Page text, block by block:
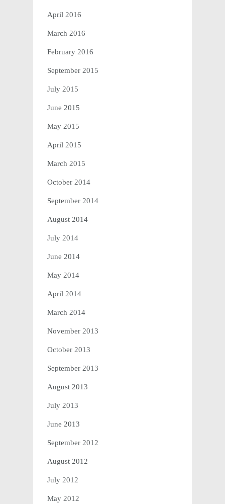
April 2016
March 2016
February 2016
September 2015
July 2015
June 2015
May 2015
April 2015
March 2015
October 2014
September 2014
August 2014
July 2014
June 2014
May 2014
April 2014
March 2014
November 2013
October 2013
September 2013
August 2013
July 2013
June 2013
September 2012
August 2012
July 2012
May 2012